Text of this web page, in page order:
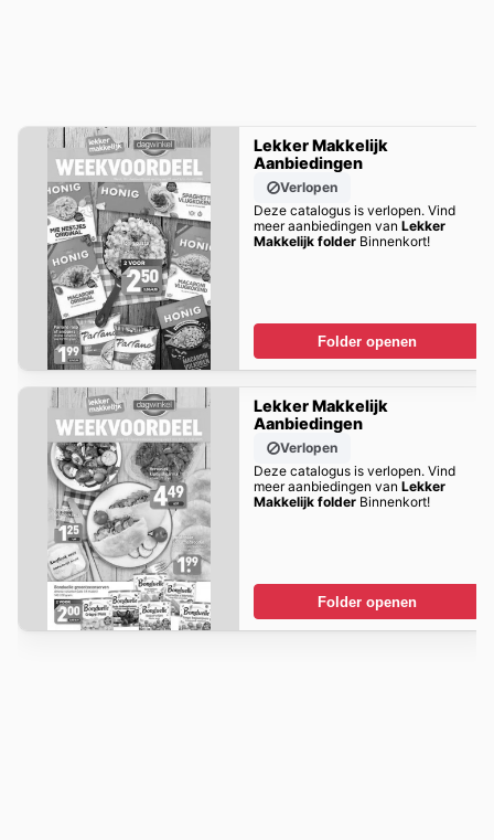
Lekker Makkelijk
Aanbiedingen
Verlopen
Deze catalogus is verlopen. Vind
meer aanbiedingen van Lekker
Makkelijk folderBinnenkort!
Folder openen
Lekker Makkelijk
Aanbiedingen
Verlopen
Deze catalogus is verlopen. Vind
meer aanbiedingen van Lekker
Makkelijk folderBinnenkort!
Folder openen